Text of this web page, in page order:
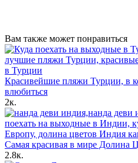
Вам также может понравиться
Красивейшие пляжи Турции, в
влюбиться
2к.
Самая красивая в мире Долина
2.8к.